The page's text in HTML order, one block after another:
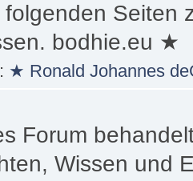
folgenden Seiten
bodhie.eu ★
Forum